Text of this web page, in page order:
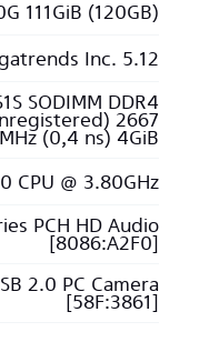
111GiB (120GB)
Inc. 5.12
SODIMM DDR4
2667
MHz (0,4 ns) 4GiB
CPU @ 3.80GHz
PCH HD Audio
[8086:A2F0]
2.0 PC Camera
[58F:3861]